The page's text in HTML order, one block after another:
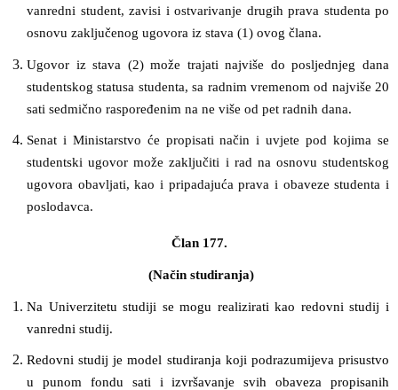
vanredni student, zavisi i ostvarivanje drugih prava studenta po
osnovu zaključenog ugovora iz stava (1) ovog člana.
Ugovor iz stava (2) može trajati najviše do posljednjeg dana
studentskog statusa studenta, sa radnim vremenom od najviše 20
sati sedmično raspoređenim na ne više od pet radnih dana.
Senat i Ministarstvo će propisati način i uvjete pod kojima se
studentski ugovor može zaključiti i rad na osnovu studentskog
ugovora obavljati, kao i pripadajuća prava i obaveze studenta i
poslodavca.
Član 177.
(Način studiranja)
Na Univerzitetu studiji se mogu realizirati kao redovni studij i
vanredni studij.
Redovni studij je model studiranja koji podrazumijeva prisustvo
u punom fondu sati i izvršavanje svih obaveza propisanih